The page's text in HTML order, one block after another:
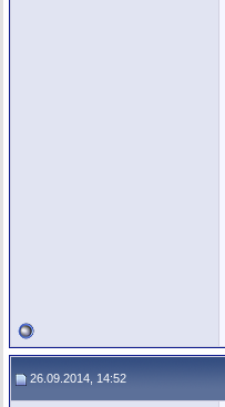
26.09.2014, 14:52